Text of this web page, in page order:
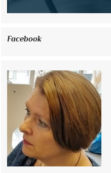
Facebook